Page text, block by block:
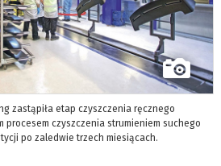
zastąpiła etap czyszczenia ręcznego
procesem czyszczenia strumieniem suchego
po zaledwie trzech miesiącach.